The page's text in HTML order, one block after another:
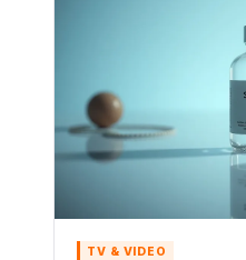
TV & VIDEO